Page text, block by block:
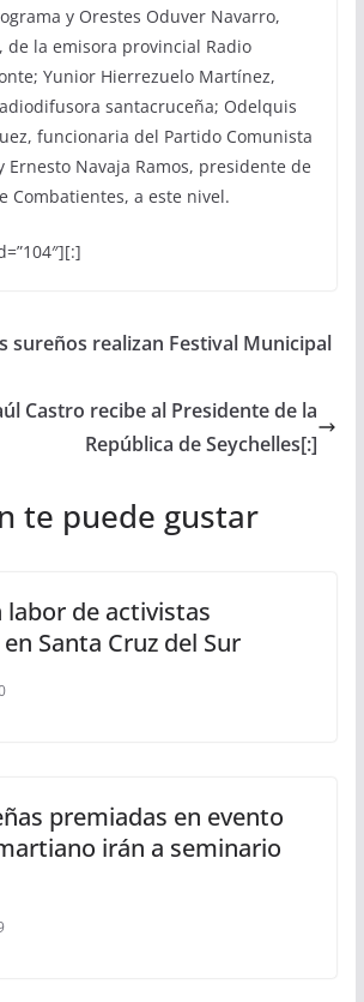
y Orestes Oduver Navarro,
de la emisora provincial Radio
Yunior Hierrezuelo Martínez,
santacruceña; Odelquis
funcionaria del Partido Comunista
Ernesto Navaja Ramos, presidente de
Combatientes, a este nivel.
sureños realizan Festival Municipal
Castro recibe al Presidente de la
República de Seychelles[:]
te puede gustar
labor de activistas
Santa Cruz del Sur
premiadas en evento
irán a seminario